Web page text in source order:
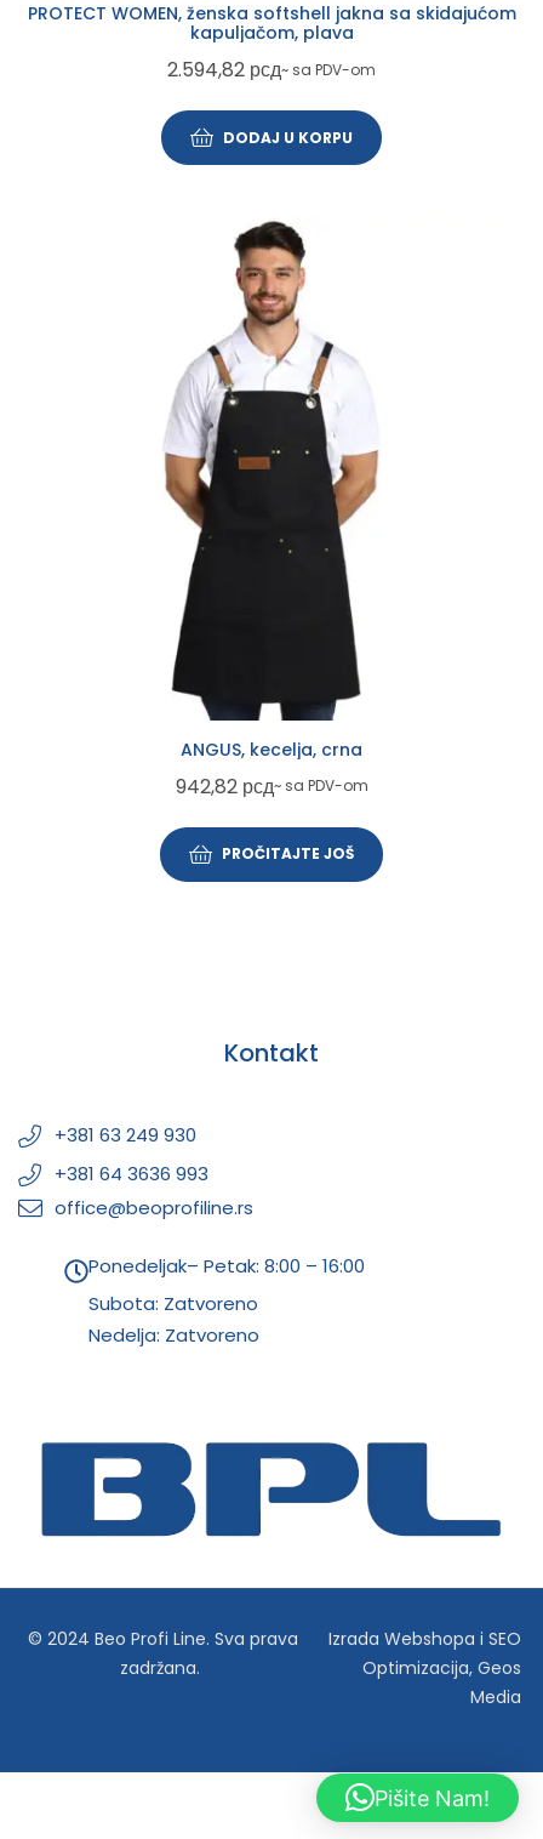
PROTECT WOMEN, ženska softshell jakna sa skidajućom
kapuljačom, plava
2.594,82 рсд~ sa PDV-om
DODAJ U KORPU
ANGUS, kecelja, crna
942,82 рсд~ sa PDV-om
PROČITAJTE JOŠ
Kontakt
+381 63 249 930
+381 64 3636 993
office@beoprofiline.rs
Ponedeljak– Petak: 8:00 – 16:00
Subota: Zatvoreno
Nedelja: Zatvoreno
© 2024 Beo Profi Line. Sva prava
zadržana.
Izrada Webshopa iSEO
Optimizacija,Geos
Media
Pišite Nam!